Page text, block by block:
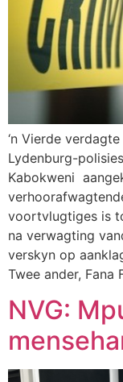
‘n Vierde
Lydenburg-
Kabokweni
voortvlugtiges is
na verwagting
verskyn op
Twee ander, Fana
NVG: